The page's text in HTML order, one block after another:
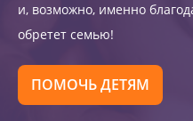
и, возможно, именно
обретет семью!
ПОМОЧЬ ДЕТЯМ